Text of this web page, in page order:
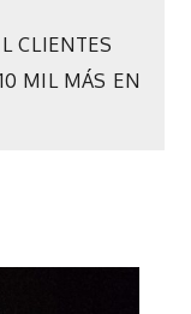
CLIENTES
MIL MÁS EN